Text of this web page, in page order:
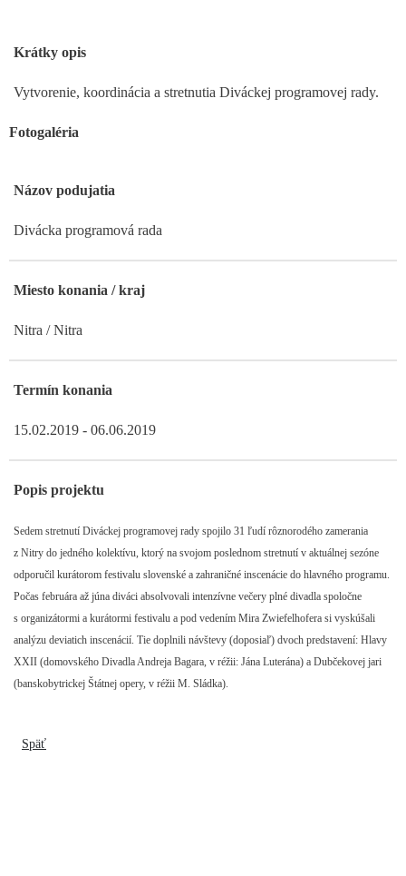
Krátky opis
Vytvorenie, koordinácia a stretnutia Diváckej programovej rady.
Fotogaléria
Názov podujatia
Divácka programová rada
Miesto konania / kraj
Nitra / Nitra
Termín konania
15.02.2019 - 06.06.2019
Popis projektu
Sedem stretnutí Diváckej programovej rady spojilo 31 ľudí rôznorodého zamerania
z Nitry do jedného kolektívu, ktorý na svojom poslednom stretnutí v aktuálnej sezóne
odporučil kurátorom festivalu slovenské a zahraničné inscenácie do hlavného programu.
Počas februára až júna diváci absolvovali intenzívne večery plné divadla spoločne
s organizátormi a kurátormi festivalu a pod vedením Mira Zwiefelhofera si vyskúšali
analýzu deviatich inscenácií. Tie doplnili návštevy (doposiaľ) dvoch predstavení: Hlavy
XXII (domovského Divadla Andreja Bagara, v réžii: Jána Luterána) a Dubčekovej jari
(banskobytrickej Štátnej opery, v réžii M. Sládka).
Späť